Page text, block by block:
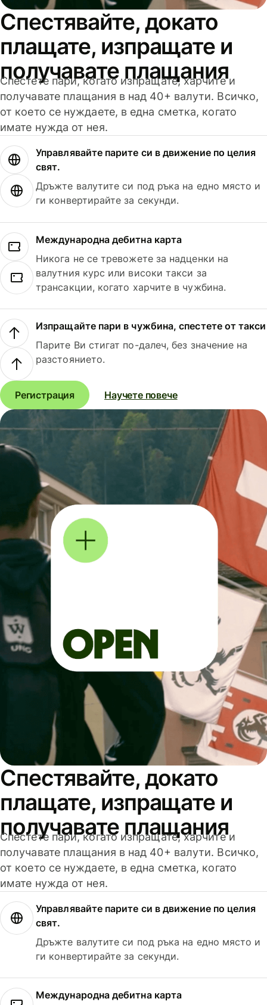
Спестявайте, докато
плащате, изпращате и
получавате плащания
Спестете пари, когато изпращате, харчите и
получавате плащания в над 40+ валути. Всичко,
от което се нуждаете, в една сметка, когато
имате нужда от нея.
Управлявайте парите си в движение по целия
свят.
Дръжте валутите си под ръка на едно място и
ги конвертирайте за секунди.
Международна дебитна карта
Никога не се тревожете за надценки на
валутния курс или високи такси за
трансакции, когато харчите в чужбина.
Изпращайте пари в чужбина, спестете от такси
Парите Ви стигат по-далеч, без значение на
разстоянието.
Регистрация Научете повече
Спестявайте, докато
плащате, изпращате и
получавате плащания
Спестете пари, когато изпращате, харчите и
получавате плащания в над 40+ валути. Всичко,
от което се нуждаете, в една сметка, когато
имате нужда от нея.
Управлявайте парите си в движение по целия
свят.
Дръжте валутите си под ръка на едно място и
ги конвертирайте за секунди.
Международна дебитна карта